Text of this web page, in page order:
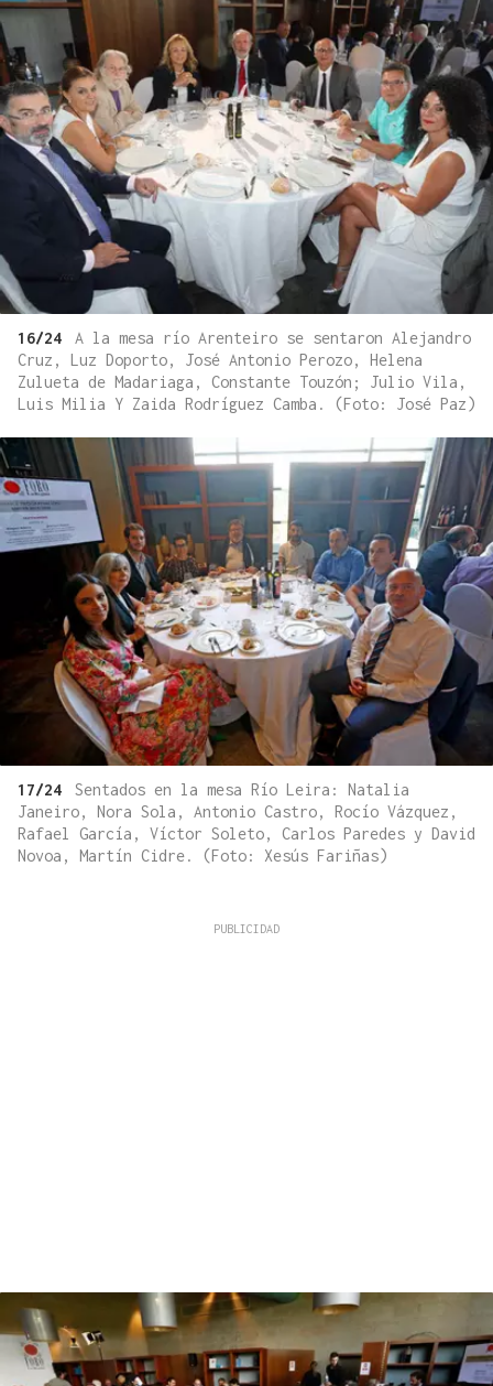
16/24
A la mesa río Arenteiro se sentaron Alejandro
Cruz, Luz Doporto, José Antonio Perozo, Helena
Zulueta de Madariaga, Constante Touzón; Julio Vila,
Luis Milia Y Zaida Rodríguez Camba. (Foto: José Paz)
17/24
Sentados en la mesa Río Leira: Natalia
Janeiro, Nora Sola, Antonio Castro, Rocío Vázquez,
Rafael García, Víctor Soleto, Carlos Paredes y David
Novoa, Martín Cidre. (Foto: Xesús Fariñas)